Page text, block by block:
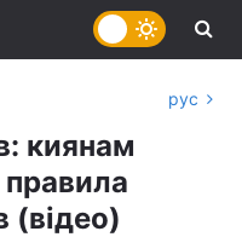
рус
киянам
правила
(відео)